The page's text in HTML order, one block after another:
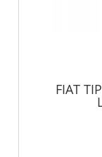
FIAT